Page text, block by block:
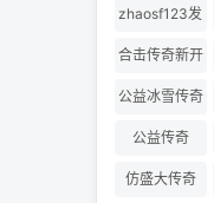
zhaosf123发
布网
合击传奇新开
服
公益冰雪传奇
公益传奇
仿盛大传奇